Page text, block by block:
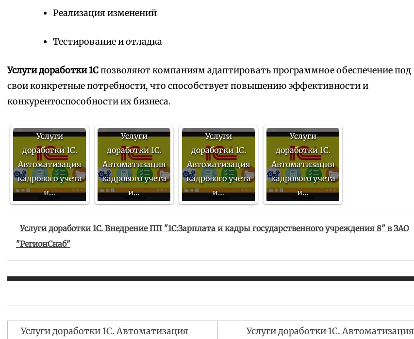
Реализация изменений
Тестирование и отладка
Услуги доработки 1Спозволяют компаниям адаптировать программное обеспечение под
свои конкретные потребности, что способствует повышению эффективности и
конкурентоспособности их бизнеса.
Услуги
доработки 1С.
Автоматизация
кадрового учета
и…
Услуги
доработки 1С.
Автоматизация
кадрового учета
и…
Услуги
доработки 1С.
Автоматизация
кадрового учета
и…
Услуги
доработки 1С.
Автоматизация
кадрового учета
и…
Услуги доработки 1С. Внедрение ПП "1С:Зарплата и кадры государственного учреждения 8" в ЗАО
"РегионСнаб"
Услуги доработки 1С. Автоматизация Услуги доработки 1С. Автоматизация